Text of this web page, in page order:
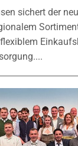
sichert der